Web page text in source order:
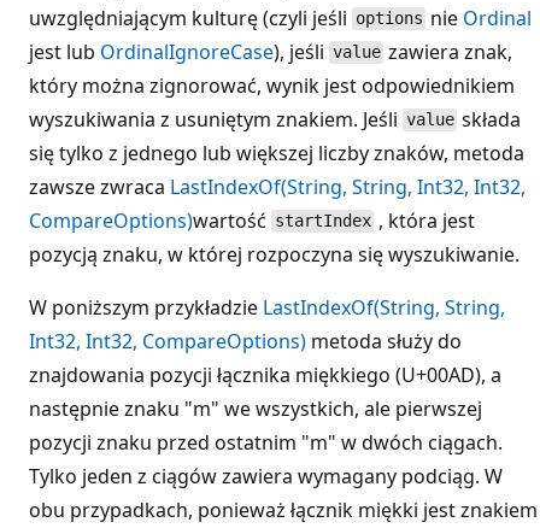
uwzględniającym kulturę (czyli jeśli options nie Ordinal
jest lub OrdinalIgnoreCase), jeśli value zawiera znak,
który można zignorować, wynik jest odpowiednikiem
wyszukiwania z usuniętym znakiem. Jeśli value składa
się tylko z jednego lub większej liczby znaków, metoda
zawsze zwraca LastIndexOf(String, String, Int32, Int32,
CompareOptions)wartość startIndex , która jest
pozycją znaku, w której rozpoczyna się wyszukiwanie.
W poniższym przykładzie LastIndexOf(String, String,
Int32, Int32, CompareOptions) metoda służy do
znajdowania pozycji łącznika miękkiego (U+00AD), a
następnie znaku "m" we wszystkich, ale pierwszej
pozycji znaku przed ostatnim "m" w dwóch ciągach.
Tylko jeden z ciągów zawiera wymagany podciąg. W
obu przypadkach, ponieważ łącznik miękki jest znakiem